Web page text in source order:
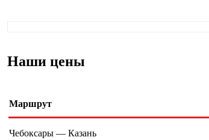
Наши цены
Маршрут
Чебоксары — Казань